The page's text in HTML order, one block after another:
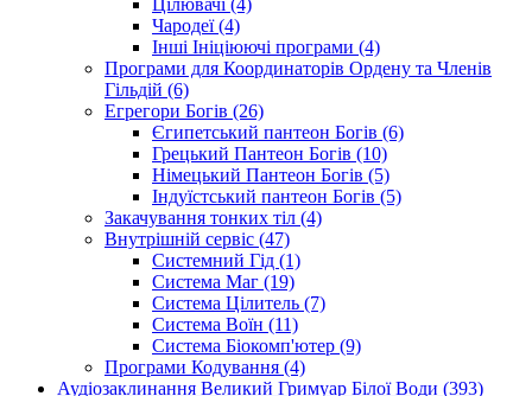
Чародеї (4)
Інші Ініціюючі програми (4)
Програми для Координаторів Ордену та Членів
Гільдій (6)
Егрегори Богів (26)
Єгипетський пантеон Богів (6)
Грецький Пантеон Богів (10)
Німецький Пантеон Богів (5)
Індуїстський пантеон Богів (5)
Закачування тонких тіл (4)
Внутрішній сервіс (47)
Системний Гід (1)
Система Маг (19)
Система Цілитель (7)
Система Воїн (11)
Система Біокомп'ютер (9)
Програми Кодування (4)
Аудіозаклинання Великий Гримуар Білої Води (393)